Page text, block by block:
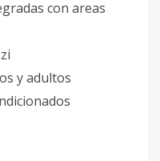
con areas
y adultos